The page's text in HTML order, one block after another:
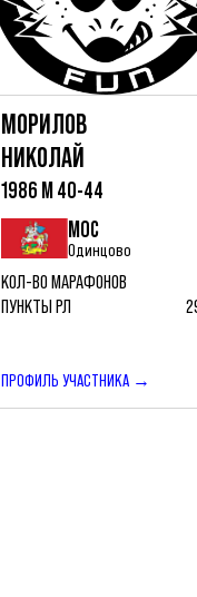
МОРИЛОВ
НИКОЛАЙ
1986 М 40-44
МОС
Одинцово
КОЛ-ВО МАРАФОНОВ
ПУНКТЫ РЛ
ПРОФИЛЬ УЧАСТНИКА →